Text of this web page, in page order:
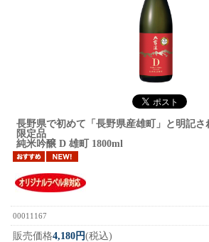
長野県で初めて「長野県産雄町」と明記
限定品
純米吟醸 D 雄町 1800ml
00011167
販売価格4,180円(税込)